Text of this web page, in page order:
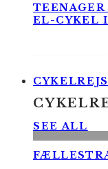
EL-CYKEL
SEE ALL